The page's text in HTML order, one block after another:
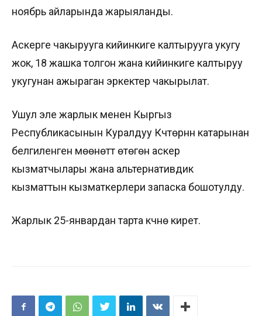
ноябрь айларында жарыяланды.
Аскерге чакырууга кийинкиге калтырууга укугу
жок, 18 жашка толгон жана кийинкиге калтыруу
укугунан ажыраган эркектер чакырылат.
Ушул эле жарлык менен Кыргыз
Республикасынын Куралдуу Күчтөрүнүн катарынан
белгиленген мөөнөттү өтөгөн аскер
кызматчылары жана альтернативдик
кызматтын кызматкерлери запаска бошотулду.
Жарлык 25-январдан тарта күчүнө кирет.